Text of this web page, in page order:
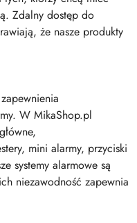
Zdalny dostęp do
że nasze produkty
W MikaShop.pl
mini alarmy, przyciski
systemy alarmowe są
niezawodność zapewnia